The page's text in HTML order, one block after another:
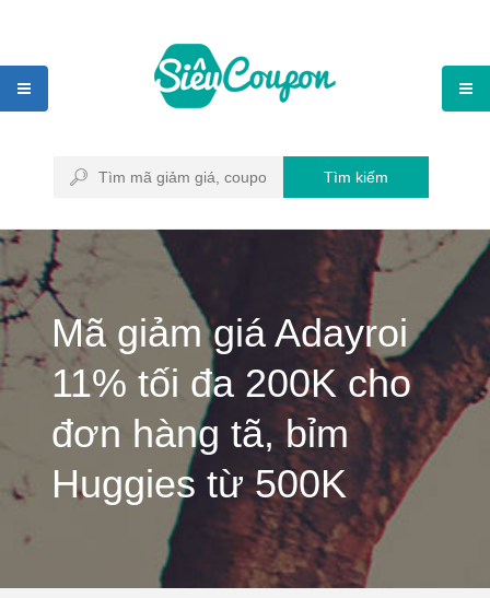
Tìm kiếm
Mã giảm giá Adayroi
11% tối đa 200K cho
đơn hàng tã, bỉm
Huggies từ 500K